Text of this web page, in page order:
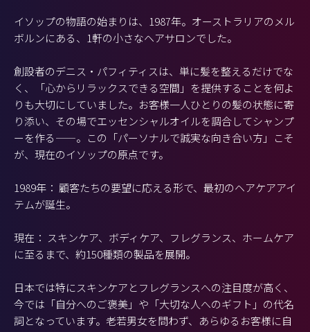
イソップの物語の始まりは、1987年。オーストラリアのメル
ボルンにある、1軒の小さなヘアサロンでした。
創設者のデニス・パフィティスは、単に髪を整えるだけでな
く、「心からリラックスできる空間」を提供することを何よ
りも大切にしていました。お客様一人ひとりの髪の状態に寄
り添い、その場でエッセンシャルオイルを調合してシャンプ
ーを作る——。この「パーソナルで誠実な向き合い方」こそ
が、現在のイソップの原点です。
1989年： 顧客たちの要望に応える形で、最初のヘアケアアイ
テムが誕生。
現在： スキンケア、ボディケア、フレグランス、ホームケア
に至るまで、約150種類の製品を展開。
日本では特にスキンケアとフレグランスへの注目度が高く、
今では「自分へのご褒美」や「大切な人へのギフト」の代名
詞となっています。老若男女を問わず、あらゆるお客様に自